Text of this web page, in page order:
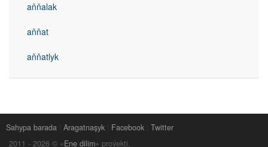
aňňalak
aňňat
aňňatlyk
Sahypa barada Aragatnaşyk Facebook
Twitter
2011 - 2026 © «Ene dilim» proýekti.